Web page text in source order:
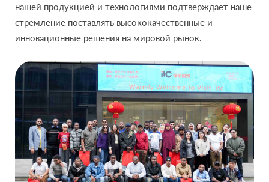
нашей продукцией и технологиями подтверждает наше
стремление поставлять высококачественные и
инновационные решения на мировой рынок.